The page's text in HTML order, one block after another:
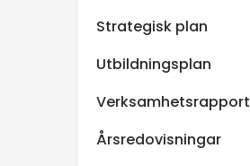
Strategisk plan
Utbildningsplan
Verksamhetsrapport
Årsredovisningar